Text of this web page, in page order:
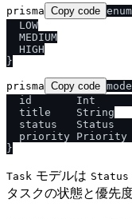
prisma Copy code
  LOW
  MEDIUM
  HIGH
prisma Copy code
id       Int
  title    String
status   Status
priority Priority
Task モデルは Status
タスクの状態と優先